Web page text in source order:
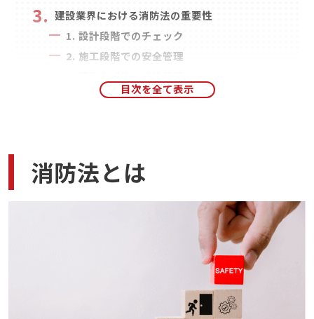
建設業界における消防法の重要性
1. 設計段階でのチェック
2. 施工段階での安全管理
消防法の知識が活かせる仕事
3. 防火管理者
消防法の知識が必要になる資格
1. 消防設備士
消防法とは